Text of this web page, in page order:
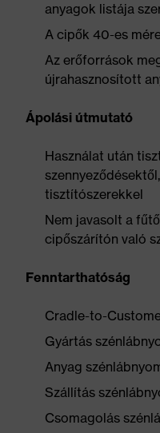
anyagok listája
A cipők 40-es
Az erőforrások
újrahasznosított
Ápolási útmutató
Használat után
tisztítószerekkel
Nem javasolt a
cipőszárítón való
Fenntarthatóság
Cradle-to-
Gyártás
Anyag
Szállítás
Csomagolás